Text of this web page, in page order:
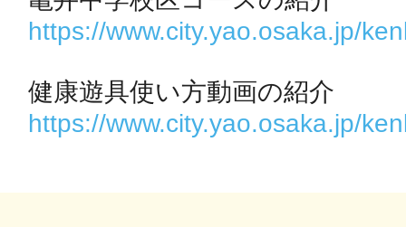
https://www.city.yao.osaka.jp/
https://www.city.yao.osaka.jp/
日置